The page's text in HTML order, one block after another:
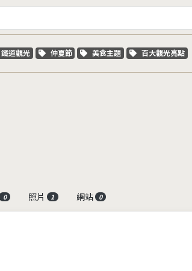
關鍵字標籤
鐵道觀光 關鍵字標籤
仲夏節 關鍵字標籤
美食主題 關鍵字標籤
百大觀光亮點
0 照片 1 網站 0